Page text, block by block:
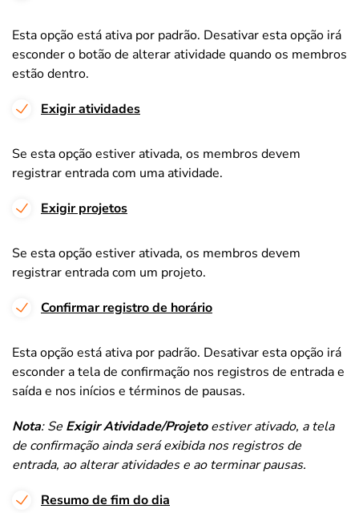
Esta opção está ativa por padrão. Desativar esta opção irá
esconder o botão de alterar atividade quando os membros
estão dentro.
Exigir atividades
Se esta opção estiver ativada, os membros devem
registrar entrada com uma atividade.
Exigir projetos
Se esta opção estiver ativada, os membros devem
registrar entrada com um projeto.
Confirmar registro de horário
Esta opção está ativa por padrão. Desativar esta opção irá
esconder a tela de confirmação nos registros de entrada e
saída e nos inícios e términos de pausas.
Nota: Se Exigir Atividade/Projetoestiver ativado, a tela
de confirmação ainda será exibida nos registros de
entrada, ao alterar atividades e ao terminar pausas.
Resumo de fim do dia